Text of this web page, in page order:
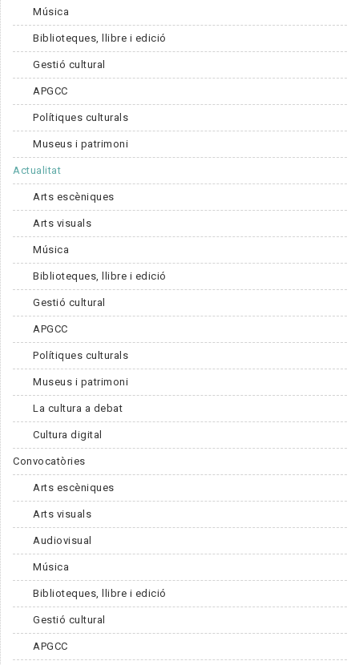
Música
Biblioteques, llibre i edició
Gestió cultural
APGCC
Polítiques culturals
Museus i patrimoni
Actualitat
Arts escèniques
Arts visuals
Música
Biblioteques, llibre i edició
Gestió cultural
APGCC
Polítiques culturals
Museus i patrimoni
La cultura a debat
Cultura digital
Convocatòries
Arts escèniques
Arts visuals
Audiovisual
Música
Biblioteques, llibre i edició
Gestió cultural
APGCC